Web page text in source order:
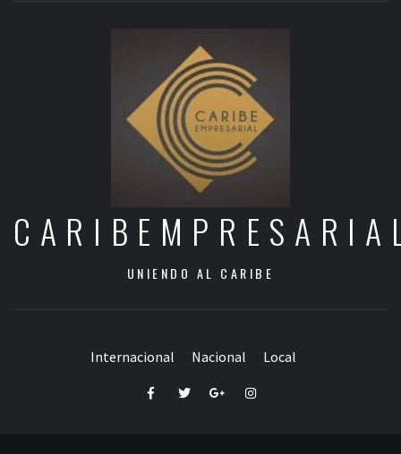
UNIENDO AL CARIBE
Internacional Nacional Local
FacebookTwitterGoogle+Instagram